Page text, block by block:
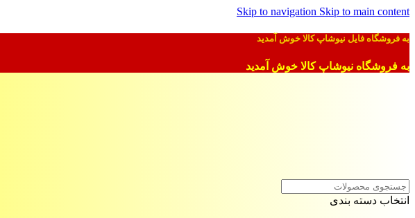
Skip to navigation Skip to main content
به فروشگاه فایل نیوشاپ کالا خوش آمدید
به فروشگاه نیوشاپ کالا خوش آمدید
انتخاب دسته بندی